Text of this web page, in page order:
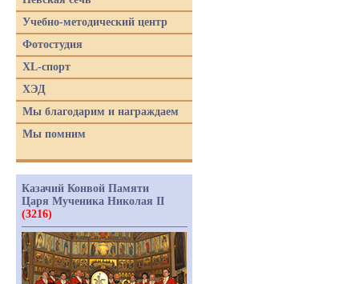
Учебно-методический центр
Фотостудия
XL-спорт
ХЭД
Мы благодарим и награждаем
Мы помним
Казачий Конвой Памяти
Царя Мученика Николая II
(3216)